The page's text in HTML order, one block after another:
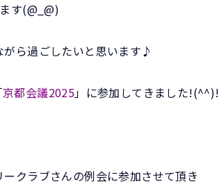
す(@_@)
がら過ごしたいと思います♪
京都会議2025」に参加してきました!(^^)!
クラブさんの例会に参加させて頂き